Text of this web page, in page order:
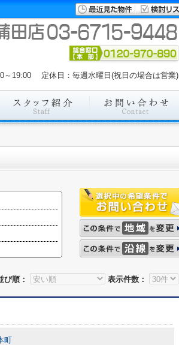
～19:00 定休日：毎週水曜日(祝日の場合は営業)
び順：
表示件数：
町